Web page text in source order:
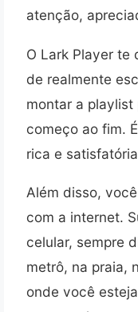
atenção,
O Lark Player te
de realmente
montar a
começo ao fim.
rica e
Além disso,
com a internet.
celular, sempre
metrô, na praia,
onde você